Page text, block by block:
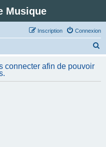
Musique
Connexion
Inscription
h
connecter afin de pouvoir